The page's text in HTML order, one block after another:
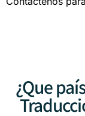
¿Que